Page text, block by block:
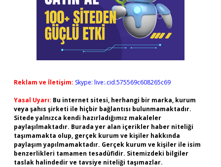
Reklam ve İletişim: Skype: live:.cid.575569c608265c69
Yasal Uyarı: Bu internet sitesi, herhangi bir marka, kurum
veya şahıs şirketi ile hiçbir bağlantısı bulunmamaktadır.
Sitede yalnızca kendi hazırladığımız makaleler
paylaşılmaktadır. Burada yer alan içerikler haber niteliği
taşımamakta olup, gerçek kurum ve kişiler hakkında
paylaşım yapılmamaktadır. Gerçek kurum ve kişiler ile isim
benzerlikleri tamamen tesadüfidir. Sitemizdeki bilgiler
taslak halindedir ve tavsiye niteliği taşımazlar.